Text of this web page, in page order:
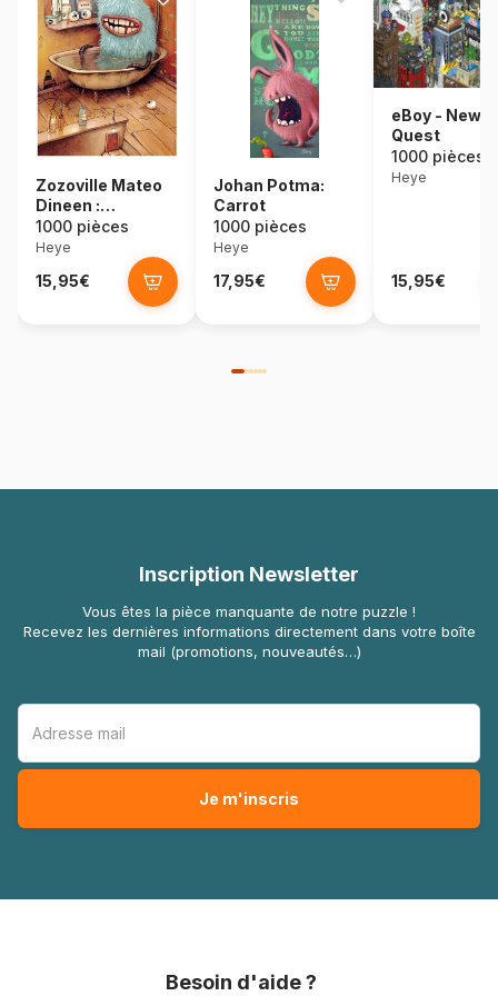
Zozoville Mateo
Dineen :
Baignoire
1000 pièces
Heye
15,95€
Johan Potma:
Carrot
1000 pièces
Heye
17,95€
eBoy - New
Quest
1000 pièces
Heye
15,95€
Inscription Newsletter
Vous êtes la pièce manquante de notre puzzle !
Recevez les dernières informations directement dans votre boîte
mail (promotions, nouveautés…)
Besoin d'aide ?